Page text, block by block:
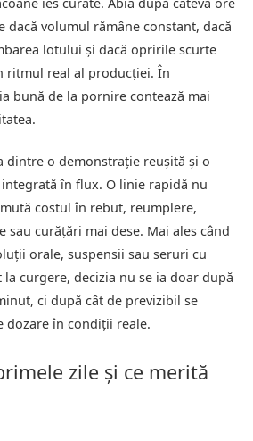
dacă volumul rămâne constant, dacă
lotului și dacă opririle scurte
ritmul real al producției. În
bună de la pornire contează mai
dintre o demonstrație reușită și o
în flux. O linie rapidă nu
costul în rebut, reumplere,
sau curățări mai dese. Mai ales când
orale, suspensii sau seruri cu
curgere, decizia nu se ia doar după
ci după cât de previzibil se
dozare în condiții reale.
zile și ce merită